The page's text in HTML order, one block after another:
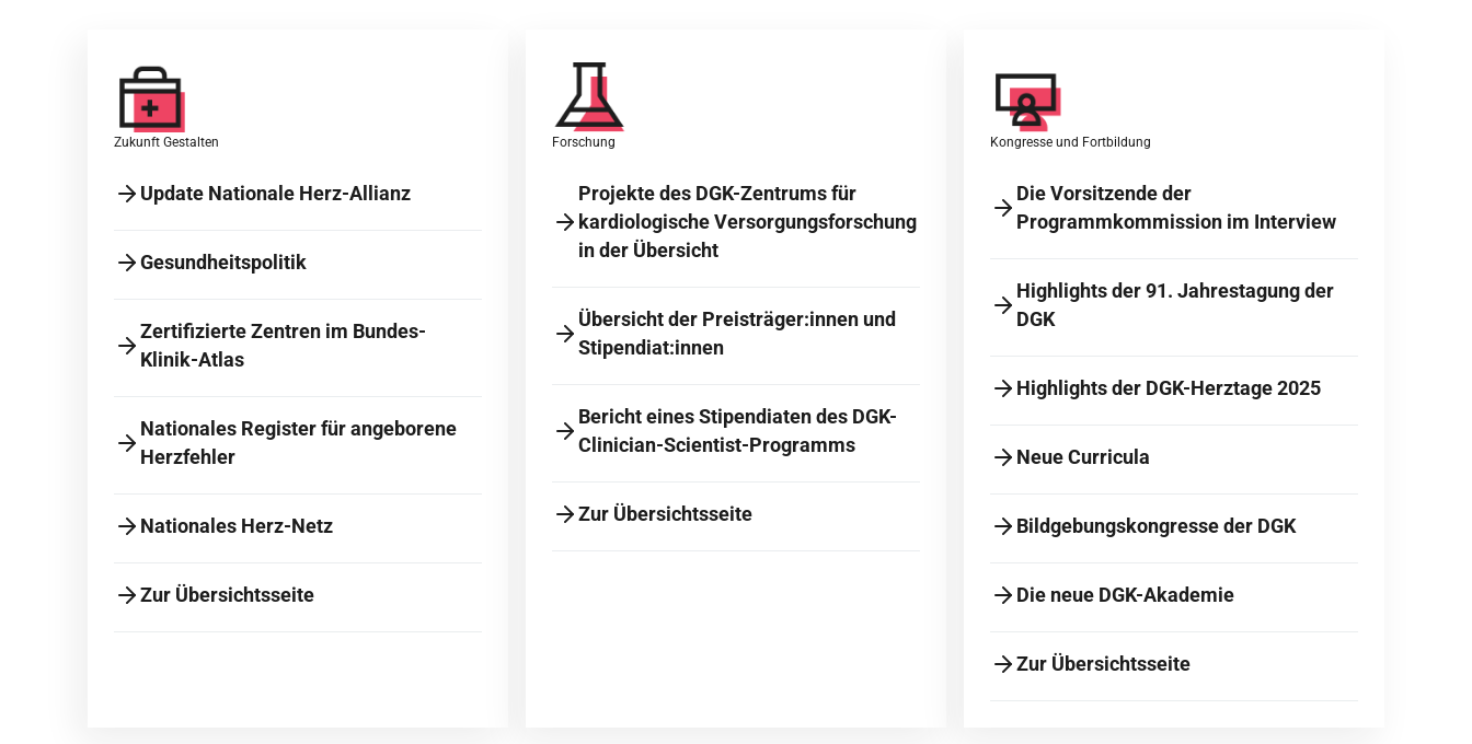
Zukunft Gestalten
Update Nationale Herz-Allianz
Gesundheitspolitik
Zertifizierte Zentren im Bundes-
Klinik-Atlas
Nationales Register für angeborene
Herzfehler
Nationales Herz-Netz
Zur Übersichtsseite
Forschung
Projekte des DGK-Zentrums für
kardiologische Versorgungsforschung
in der Übersicht
Übersicht der Preisträger:innen und
Stipendiat:innen
Bericht eines Stipendiaten des DGK-
Clinician-Scientist-Programms
Zur Übersichtsseite
Kongresse und Fortbildung
Die Vorsitzende der
Programmkommission im Interview
Highlights der 91. Jahrestagung der
DGK
Highlights der DGK-Herztage 2025
Neue Curricula
Bildgebungskongresse der DGK
Die neue DGK-Akademie
Zur Übersichtsseite